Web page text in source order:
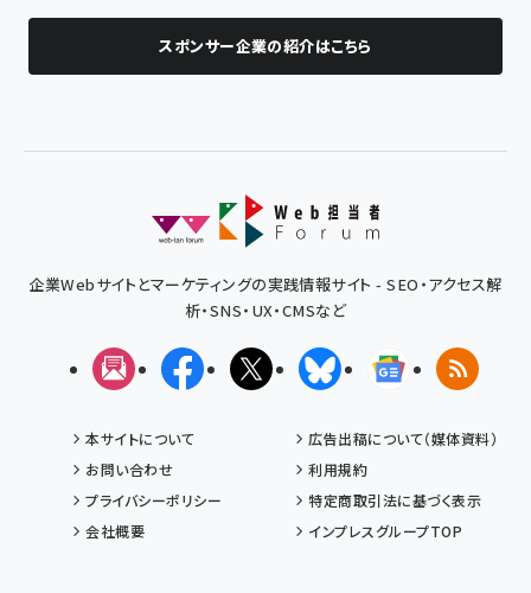
スポンサー企業の紹介はこちら
企業Webサイトとマーケティングの実践情報サイト - SEO・アクセス解
析・SNS・UX・CMSなど
メルマガFacebookX(エックス)BlueskyGoogleニュ
RSS
本サイトについて
広告出稿について（媒体資料）
お問い合わせ
利用規約
プライバシーポリシー
特定商取引法に基づく表示
会社概要
インプレスグループTOP